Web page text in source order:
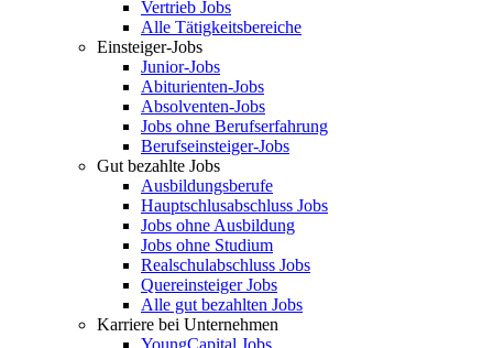
Vertrieb Jobs
Alle Tätigkeitsbereiche
Einsteiger-Jobs
Junior-Jobs
Abiturienten-Jobs
Absolventen-Jobs
Jobs ohne Berufserfahrung
Berufseinsteiger-Jobs
Gut bezahlte Jobs
Ausbildungsberufe
Hauptschlusabschluss Jobs
Jobs ohne Ausbildung
Jobs ohne Studium
Realschulabschluss Jobs
Quereinsteiger Jobs
Alle gut bezahlten Jobs
Karriere bei Unternehmen
YoungCapital Jobs